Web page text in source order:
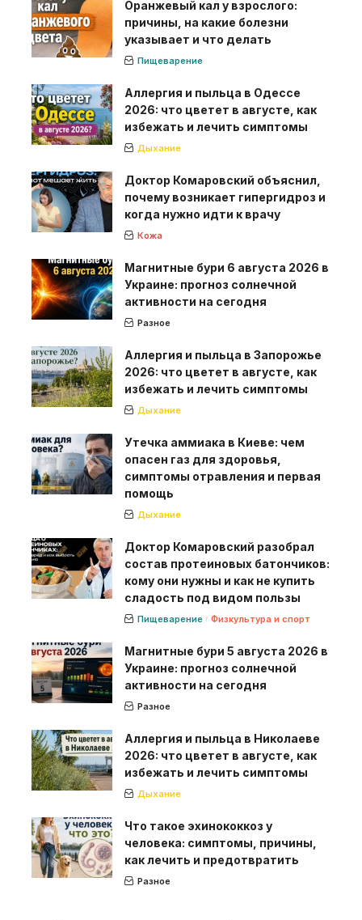
Оранжевый кал у взрослого:
причины, на какие болезни
указывает и что делать
Пищеварение
Аллергия и пыльца в Одессе
2026: что цветет в августе, как
избежать и лечить симптомы
Дыхание
Доктор Комаровский объяснил,
почему возникает гипергидроз и
когда нужно идти к врачу
Кожа
Магнитные бури 6 августа 2026 в
Украине: прогноз солнечной
активности на сегодня
Разное
Аллергия и пыльца в Запорожье
2026: что цветет в августе, как
избежать и лечить симптомы
Дыхание
Утечка аммиака в Киеве: чем
опасен газ для здоровья,
симптомы отравления и первая
помощь
Дыхание
Доктор Комаровский разобрал
состав протеиновых батончиков:
кому они нужны и как не купить
сладость под видом пользы
Пищеварение Физкультура и спорт
Магнитные бури 5 августа 2026 в
Украине: прогноз солнечной
активности на сегодня
Разное
Аллергия и пыльца в Николаеве
2026: что цветет в августе, как
избежать и лечить симптомы
Дыхание
Что такое эхинококкоз у
человека: симптомы, причины,
как лечить и предотвратить
Разное